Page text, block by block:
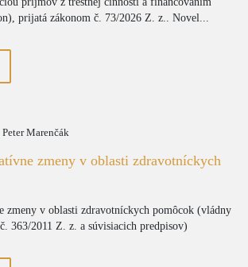
prijatá zákonom č. 73/2026 Z. z.. Novel...
Marenčák
zmeny v oblasti zdravotníckych
zmeny v oblasti zdravotníckych pomôcok (vládny
363/2011 Z. z. a súvisiacich predpisov)